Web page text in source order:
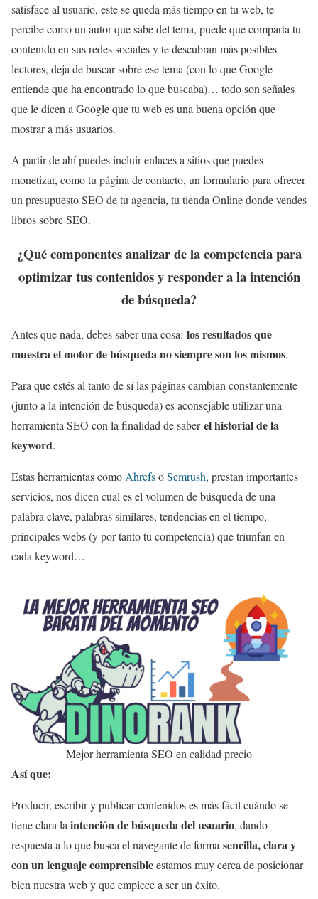
satisface al usuario, este se queda más tiempo en tu web, te
percibe como un autor que sabe del tema, puede que comparta tu
contenido en sus redes sociales y te descubran más posibles
lectores, deja de buscar sobre ese tema (con lo que Google
entiende que ha encontrado lo que buscaba)… todo son señales
que le dicen a Google que tu web es una buena opción que
mostrar a más usuarios.
A partir de ahí puedes incluir enlaces a sitios que puedes
monetizar, como tu página de contacto, un formulario para ofrecer
un presupuesto SEO de tu agencia, tu tienda Online donde vendes
libros sobre SEO.
¿Qué componentes analizar de la competencia para
optimizar tus contenidos y responder a la intención
de búsqueda?
Antes que nada, debes saber una cosa: los resultados que
muestra el motor de búsqueda no siempre son los mismos.
Para que estés al tanto de sí las páginas cambian constantemente
(junto a la intención de búsqueda) es aconsejable utilizar una
herramienta SEO con la finalidad de saberel historial de la
keyword.
Estas herramientas como AhrefsoSemrush, prestan importantes
servicios, nos dicen cual es el volumen de búsqueda de una
palabra clave, palabras similares, tendencias en el tiempo,
principales webs (y por tanto tu competencia) que triunfan en
cada keyword…
Mejor herramienta SEO en calidad precio
Así que:
Producir, escribir y publicar contenidos es más fácil cuándo se
tiene clara la intención de búsqueda del usuario, dando
respuesta a lo que busca el navegante de forma sencilla, clara y
con un lenguaje comprensibleestamos muy cerca de posicionar
bien nuestra web y que empiece a ser un éxito.